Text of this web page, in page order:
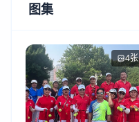
图集
4张